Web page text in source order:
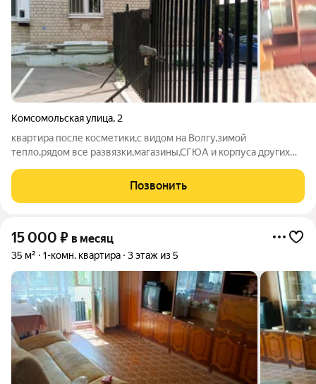
Комсомольская улица, 2
квартира после косметики,с видом на Волгу,зимой
тепло,рядом все развязки,магазины,СГЮА и корпуса других
длительный срок.Плюс вся платёжка.Залог за последний
месяц.
Позвонить
15 000 ₽ в месяц
35 м² 1-комн. квартира 3 этаж из 5